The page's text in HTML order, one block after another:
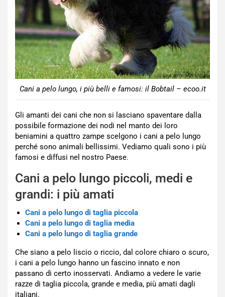
Cani a pelo lungo, i più belli e famosi: il Bobtail – ecoo.it
Gli amanti dei cani che non si lasciano spaventare dalla
possibile formazione dei nodi nel manto dei loro
beniamini a quattro zampe scelgono i cani a pelo lungo
perché sono animali bellissimi. Vediamo quali sono i più
famosi e diffusi nel nostro Paese.
Cani a pelo lungo piccoli, medi e
grandi: i più amati
Cani a pelo lungo di taglia piccola
Cani a pelo lungo di taglia media
Cani a pelo lungo di taglia grande
Che siano a pelo liscio o riccio, dal colore chiaro o scuro,
i cani a pelo lungo hanno un fascino innato e non
passano di certo inosservati. Andiamo a vedere le varie
razze di taglia piccola, grande e media, più amati dagli
italiani.